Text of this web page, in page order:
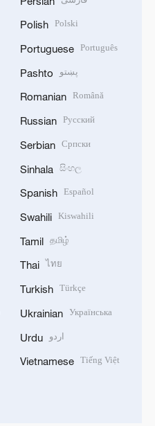
Polish Polski
Portuguese Português
Pashto پښتو
Romanian Română
Russian Русский
Serbian Српски
Sinhala සිංහල
Spanish Español
Swahili Kiswahili
Tamil தமிழ்
Thai ไทย
Turkish Türkçe
Ukrainian Українська
Urdu اردو
Vietnamese Tiếng Việt